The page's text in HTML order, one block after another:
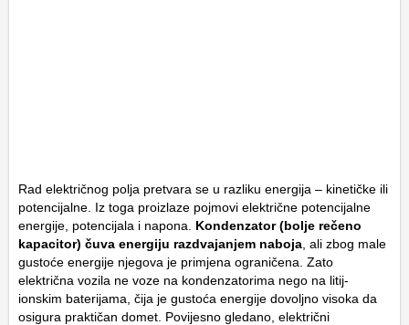
Rad električnog polja pretvara se u razliku energija – kinetičke ili
potencijalne. Iz toga proizlaze pojmovi električne potencijalne
energije, potencijala i napona. Kondenzator (bolje rečeno
kapacitor) čuva energiju razdvajanjem naboja , ali zbog male
gustoće energije njegova je primjena ograničena. Zato
električna vozila ne voze na kondenzatorima nego na litij-
ionskim baterijama, čija je gustoća energije dovoljno visoka da
osigura praktičan domet. Povijesno gledano, električni